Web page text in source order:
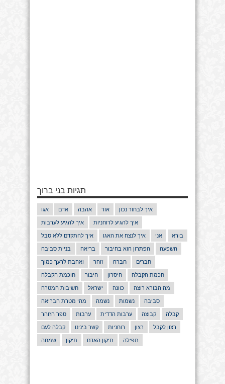
תגיות בני ברוך
אגו אדם אהבה אור איך לבחור נכון
איך להגיע לערבות איך להגיע לרוחניות
איך להתקדם ללא סבל איך לנצח את האגו אני בורא
בניית סביבה בריאה הפתרון הוא בחיבור השפעה
ואהבת לרעך כמוך זוהר חברה חברים
חוכמת הקבלה חיבור חיסרון חכמת הקבלה
חשיבות המטרה ישראל כוונה מה הבורא רוצה
מהי מטרת הבריאה נשמה נשמות סביבה
ספר הזוהר ערבות ערבות הדדית קבוצה קבלה
קבלה לעם קשר בינינו רוחניות רצון רצון לקבל
שמחה תיקון תיקון האדם תפילה